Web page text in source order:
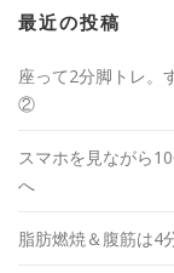
最近の投稿
座って2分脚トレ。
②
スマホを見ながら
へ
脂肪燃焼＆腹筋は4